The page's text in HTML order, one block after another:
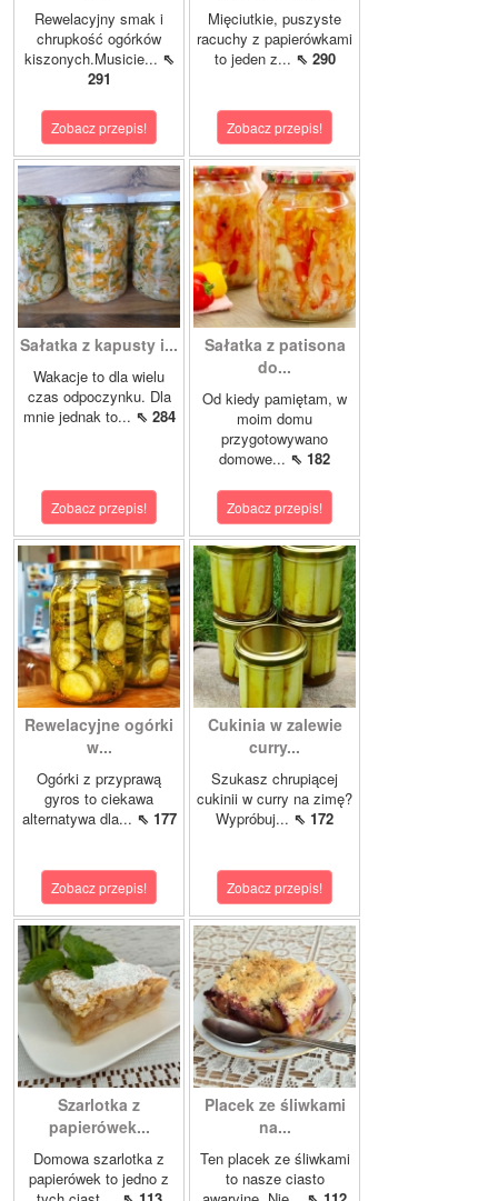
Rewelacyjny smak i
chrupkość ogórków
kiszonych.Musicie... ⇖
291
Zobacz przepis!
Mięciutkie, puszyste
racuchy z papierówkami
to jeden z... ⇖ 290
Zobacz przepis!
Sałatka z kapusty i...
Wakacje to dla wielu
czas odpoczynku. Dla
mnie jednak to... ⇖ 284
Zobacz przepis!
Sałatka z patisona
do...
Od kiedy pamiętam, w
moim domu
przygotowywano
domowe... ⇖ 182
Zobacz przepis!
Rewelacyjne ogórki
w...
Ogórki z przyprawą
gyros to ciekawa
alternatywa dla... ⇖ 177
Zobacz przepis!
Cukinia w zalewie
curry...
Szukasz chrupiącej
cukinii w curry na zimę?
Wypróbuj... ⇖ 172
Zobacz przepis!
Szarlotka z
papierówek...
Domowa szarlotka z
papierówek to jedno z
Placek ze śliwkami
na...
Ten placek ze śliwkami
to nasze ciasto